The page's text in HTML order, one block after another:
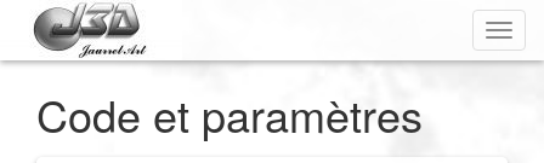
Code et paramètres